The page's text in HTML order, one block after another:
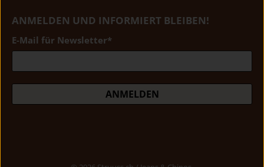
ANMELDEN UND INFORMIERT BLEIBEN!
E-Mail für Newsletter*
ANMELDEN